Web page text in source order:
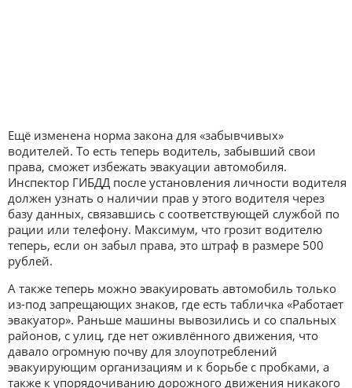
Ещё изменена норма закона для «забывчивых»
водителей. То есть теперь водитель, забывший свои
права, сможет избежать эвакуации автомобиля.
Инспектор ГИБДД после установления личности водителя
должен узнать о наличии прав у этого водителя через
базу данных, связавшись с соответствующей службой по
рации или телефону. Максимум, что грозит водителю
теперь, если он забыл права, это штраф в размере 500
рублей.
А также теперь можно эвакуировать автомобиль только
из-под запрещающих знаков, где есть табличка «Работает
эвакуатор». Раньше машины вывозились и со спальных
районов, с улиц, где нет оживлённого движения, что
давало огромную почву для злоупотреблений
эвакуирующим организациям и к борьбе с пробками, а
также к упорядочиванию дорожного движения никакого